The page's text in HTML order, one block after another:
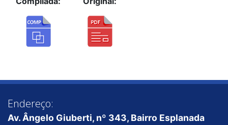
Endereço:
Av. Ângelo Giuberti, nº 343, Bairro Esplanada